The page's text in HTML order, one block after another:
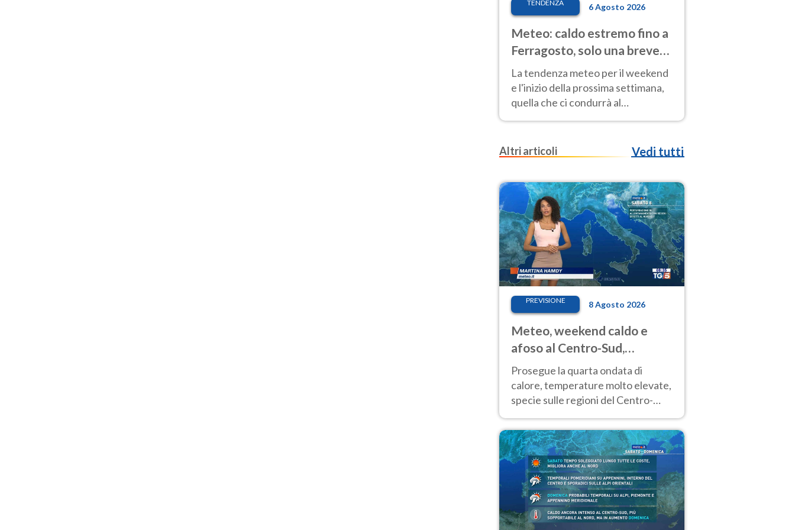
TENDENZA 6 Agosto 2026
Meteo: caldo estremo fino a
Ferragosto, solo una breve
pausa. Ecco dove
La tendenza meteo per il weekend
e l'inizio della prossima settimana,
quella che ci condurrà al
Ferragosto, vede ancora
Altri articoli
Vedi tutti
PREVISIONE 8 Agosto 2026
Meteo, weekend caldo e
afoso al Centro-Sud,
temporali sui rilievi
Prosegue la quarta ondata di
calore, temperature molto elevate,
specie sulle regioni del Centro-
aree montuose